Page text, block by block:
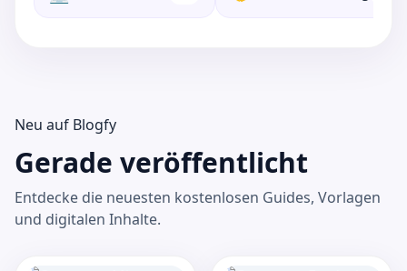
Neu auf Blogfy
Gerade veröffentlicht
Entdecke die neuesten kostenlosen Guides, Vorlagen
und digitalen Inhalte.